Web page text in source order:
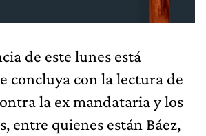
de este lunes está
concluya con la lectura de
la ex mandataria y los
entre quienes están Báez,